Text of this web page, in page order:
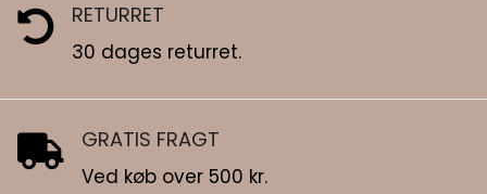
RETURRET
30 dages returret.
GRATIS FRAGT
Ved køb over 500 kr.